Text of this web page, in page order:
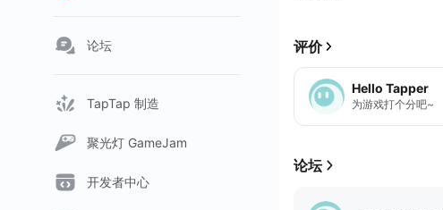
论坛
TapTap 制造
聚光灯 GameJam
开发者中心
评价
Hello Tapper
为游戏打个分吧~
论坛